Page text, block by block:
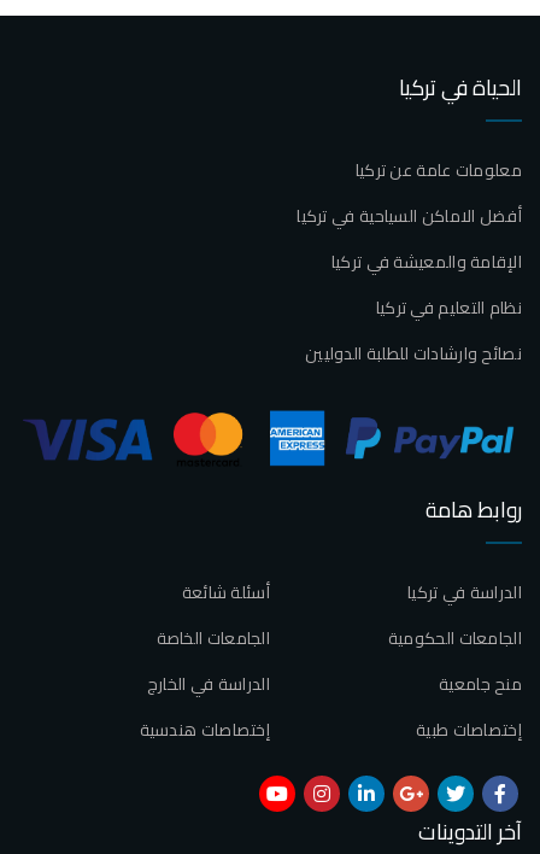
الحياة في تركيا
معلومات عامة عن تركيا
أفضل الاماكن السياحية في تركيا
الإقامة والمعيشة في تركيا
نظام التعليم في تركيا
نصائح وارشادات للطلبة الدوليين
روابط هامة
أسئلة شائعة
الدراسة في تركيا
الجامعات الخاصة
الجامعات الحكومية
الدراسة في الخارج
منح جامعية
إختصاصات هندسية
إختصاصات طبية
آخر التدوينات